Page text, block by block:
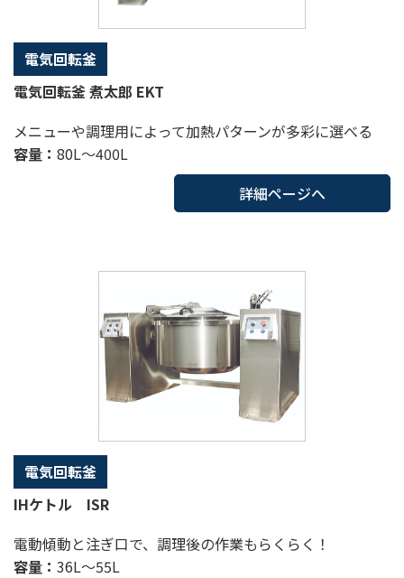
電気回転釜
電気回転釜 煮太郎 EKT
メニューや調理用によって加熱パターンが多彩に選べる
容量： 80L～400L
詳細ページへ
電気回転釜
IHケトル ISR
電動傾動と注ぎ口で、調理後の作業もらくらく！
容量： 36L～55L